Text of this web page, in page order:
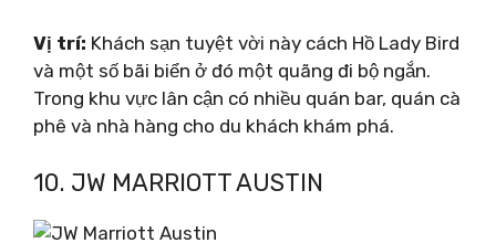
Vị trí: Khách sạn tuyệt vời này cách Hồ Lady Bird
và một số bãi biển ở đó một quãng đi bộ ngắn.
Trong khu vực lân cận có nhiều quán bar, quán cà
phê và nhà hàng cho du khách khám phá.
10. JW MARRIOTT AUSTIN